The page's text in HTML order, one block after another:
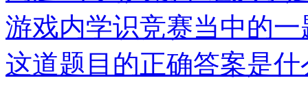
游戏内学识竞赛当中的
这道题目的正确答案是